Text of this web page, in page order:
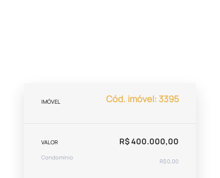
IMÓVEL Cód. imóvel: 3395
VALOR R$ 400.000,00
Condomínio
R$ 0,00